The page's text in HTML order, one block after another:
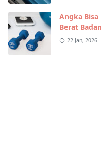
Angka
Berat
22 Jan, 2026